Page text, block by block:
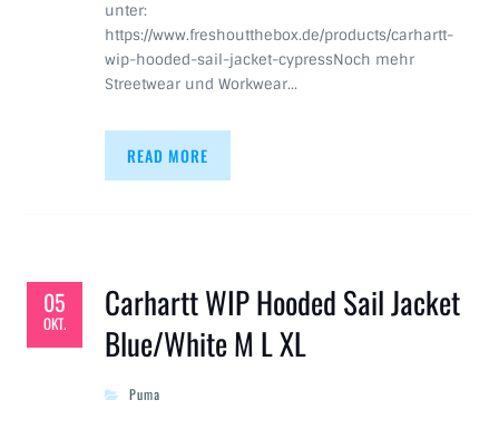
unter:
https://www.freshoutthebox.de/products/carhartt-
wip-hooded-sail-jacket-cypressNoch mehr
Streetwear und Workwear…
READ MORE
05
OKT.
Carhartt WIP Hooded Sail Jacket
Blue/White M L XL
Puma